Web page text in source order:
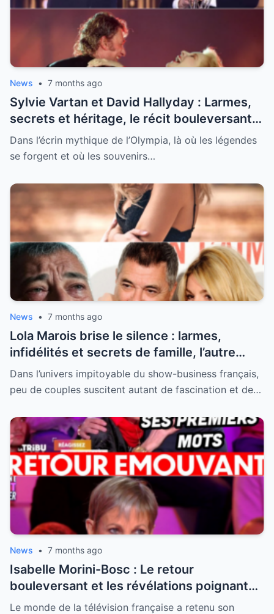
News • 7 months ago
Sylvie Vartan et David Hallyday : Larmes,
secrets et héritage, le récit bouleversant
d’un hommage historique à Johnny à
l’Olympia
Dans l’écrin mythique de l’Olympia, là où les légendes
se forgent et où les souvenirs…
News • 7 months ago
Lola Marois brise le silence : larmes,
infidélités et secrets de famille, l’autre
visage de Jean-Marie Bigard enfin dévoilé
Dans l’univers impitoyable du show-business français,
peu de couples suscitent autant de fascination et de…
News • 7 months ago
Isabelle Morini-Bosc : Le retour
bouleversant et les révélations poignantes
après la perte de son mari
Le monde de la télévision française a retenu son